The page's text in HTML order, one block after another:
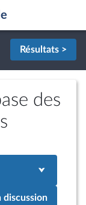
Résultats >
des
discussion